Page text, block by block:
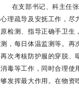
在支部书记、科主任张
心理疏导及安抚工作，尽
原检测、指导正确手卫生
测，每日体温监测等。再
再次考核防护服的穿脱、
消毒等工作，同时合理使
够发挥最大作用。在物资